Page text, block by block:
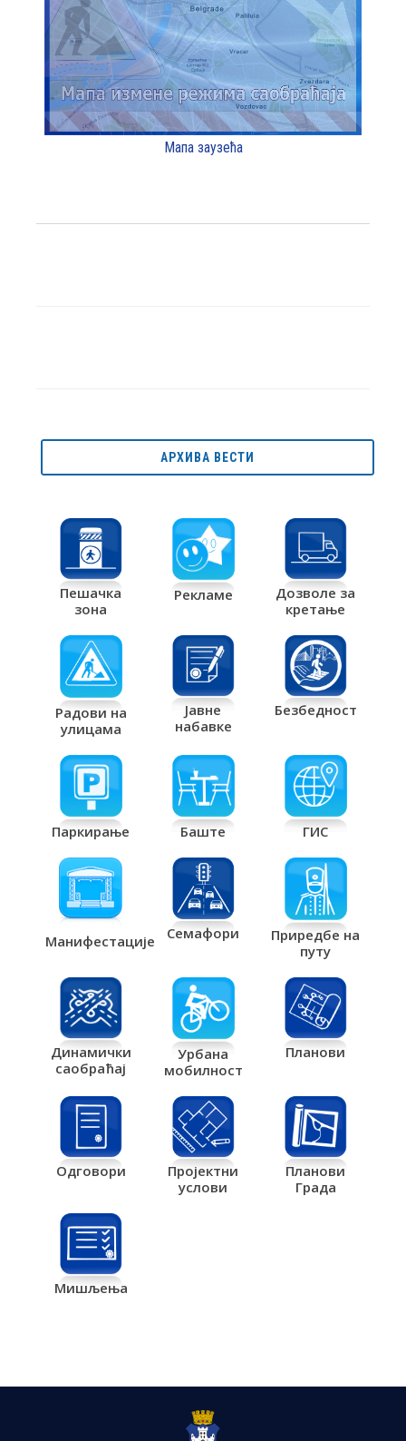
Мапа заузећа
АРХИВА ВЕСТИ
Пешачка
зона
Рекламе
Дозволе за
кретање
Радови на
улицама
Јавне
набавке
Безбедност
Паркирање Баште ГИС
Манифестације Семафори
Приредбе на
путу
Динамички
саобраћај
Урбана
мобилност
Планови
Одговори
Пројектни
услови
Планови
Града
Мишљења